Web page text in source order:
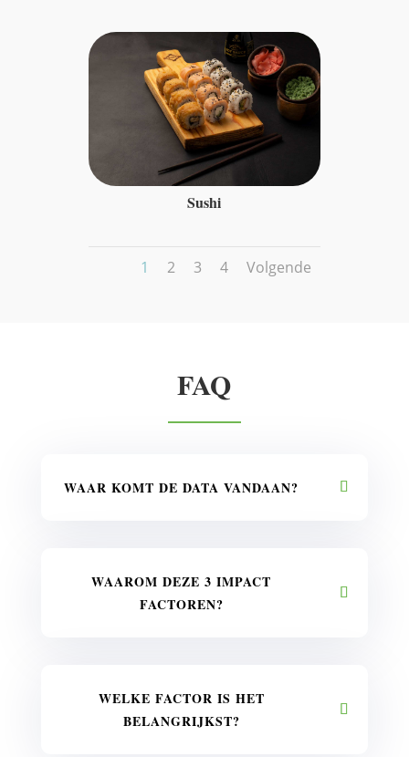
Sushi
1 2 3 4 Volgende
FAQ
WAAR KOMT DE DATA VANDAAN?
WAAROM DEZE 3 IMPACT
FACTOREN?
WELKE FACTOR IS HET
BELANGRIJKST?